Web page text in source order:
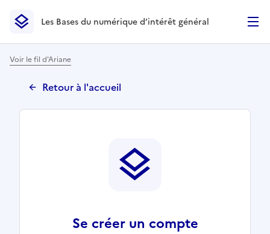
Les Bases du numérique d’intérêt général- Retour à la
Les Bases du numérique d’intérêt général
Voir le fil d'Ariane
Retour à l'accueil
Se créer un compte